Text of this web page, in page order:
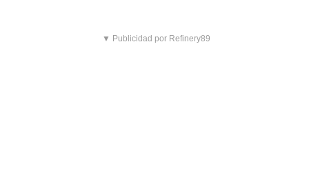
▼ Publicidad por Refinery89